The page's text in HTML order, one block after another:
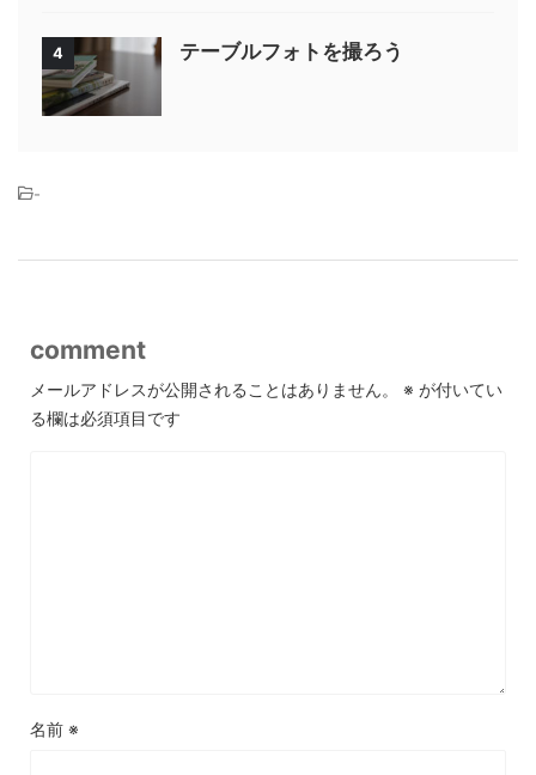
4 テーブルフォトを撮ろう
-
comment
メールアドレスが公開されることはありません。 ※ が付いてい
る欄は必須項目です
名前 ※